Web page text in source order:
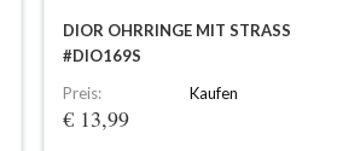
DIOR OHRRINGE MIT STRASS
#DIO169S
Preis:
€ 13,99
Kaufen